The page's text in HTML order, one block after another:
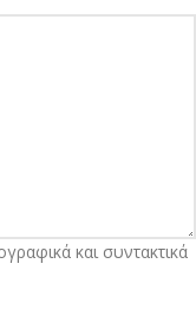
και συντακτικά